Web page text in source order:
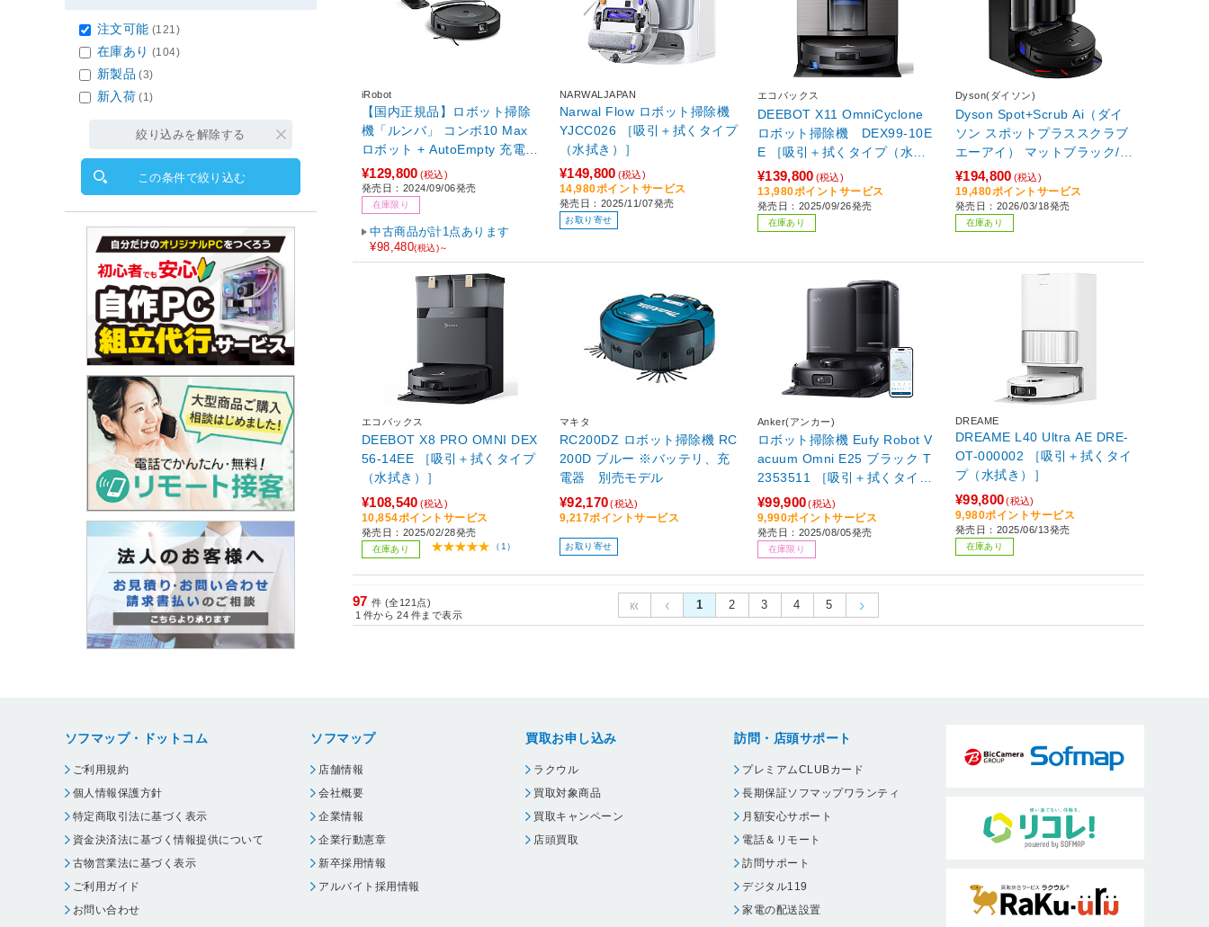
iRobot
【国内正規品】ロボット掃除
機「ルンバ」 コンボ10 Max
ロボット + AutoEmpty 充電ス
テーション X055860
¥129,800 (税込)
発売日：2024/09/06発売
在庫限り
中古商品が計1点あります
¥98,480(税込)～
NARWALJAPAN
Narwal Flow ロボット掃除機
YJCC026 ［吸引＋拭くタイプ
（水拭き）］
¥149,800 (税込)
14,980ポイントサービス
発売日：2025/11/07発売
お取り寄せ
エコバックス
DEEBOT X11 OmniCyclone
ロボット掃除機 DEX99-10E
E ［吸引＋拭くタイプ（水拭
き）］
¥139,800 (税込)
13,980ポイントサービス
発売日：2025/09/26発売
在庫あり
Dyson(ダイソン)
Dyson Spot+Scrub Ai（ダイ
ソン スポットプラススクラブ
エーアイ） マットブラック/ブ
ルー ［吸引＋拭くタイプ（水
拭き・乾拭き）］
¥194,800 (税込)
19,480ポイントサービス
発売日：2026/03/18発売
在庫あり
エコバックス
DEEBOT X8 PRO OMNI DEX
56-14EE ［吸引＋拭くタイプ
（水拭き）］
¥108,540 (税込)
10,854ポイントサービス
発売日：2025/02/28発売
在庫あり （1）
マキタ
RC200DZ ロボット掃除機 RC
200D ブルー ※バッテリ、充
電器 別売モデル
¥92,170(税込)
9,217ポイントサービス
お取り寄せ
Anker(アンカー)
ロボット掃除機 Eufy Robot V
acuum Omni E25 ブラック T
2353511 ［吸引＋拭くタイプ
（水拭き）］
¥99,900(税込)
9,990ポイントサービス
発売日：2025/08/05発売
在庫限り
DREAME
DREAME L40 Ultra AE DRE-
OT-000002 ［吸引＋拭くタイ
プ（水拭き）］
¥99,800(税込)
9,980ポイントサービス
発売日：2025/06/13発売
在庫あり
97 件 (全121点)
1 件から 24 件まで表示
1 2 3 4 5
注文可能 (121)
在庫あり (104)
新製品 (3)
新入荷 (1)
絞り込みを解除する
この条件で絞り込む
ソフマップ・ドットコム
ご利用規約
個人情報保護方針
特定商取引法に基づく表示
資金決済法に基づく情報提供について
古物営業法に基づく表示
ご利用ガイド
お問い合わせ
ソフマップ
店舗情報
会社概要
企業情報
企業行動憲章
新卒採用情報
アルバイト採用情報
買取お申し込み
ラクウル
買取対象商品
買取キャンペーン
店頭買取
訪問・店頭サポート
プレミアムCLUBカード
長期保証ソフマップワランティ
月額安心サポート
電話＆リモート
訪問サポート
デジタル119
家電の配送設置